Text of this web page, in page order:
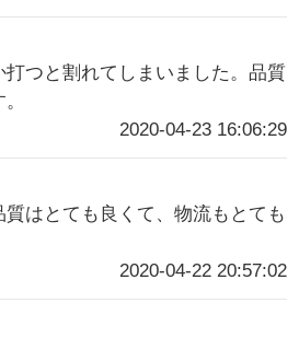
つと割れてしまいました。品質
2020-04-23 16:06:29
はとても良くて、物流もとても
2020-04-22 20:57:02